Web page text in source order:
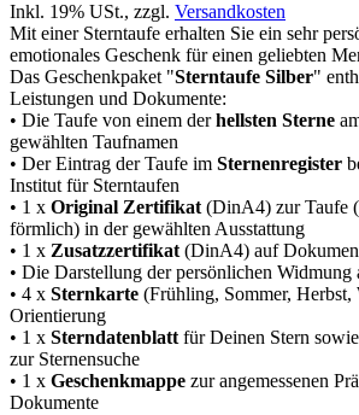
Inkl. 19% USt., zzgl. Versandkosten
Mit einer Sterntaufe erhalten Sie ein sehr
emotionales Geschenk für einen geliebten
Das Geschenkpaket "Sterntaufe Silber"
Leistungen und Dokumente:
• Die Taufe von einem derhellsten Sterne
gewählten Taufnamen
• Der Eintrag der Taufe im Sternenregister
Institut für Sterntaufen
• 1 x Original Zertifikat (DinA4) zur Taufe
förmlich) in der gewählten Ausstattung
• 1 x Zusatzzertifikat (DinA4) auf
• Die Darstellung der persönlichen
• 4 x Sternkarte (Frühling, Sommer,
Orientierung
• 1 x Sterndatenblatt für Deinen Stern
zur Sternensuche
• 1 x Geschenkmappe zur angemessenen
Dokumente